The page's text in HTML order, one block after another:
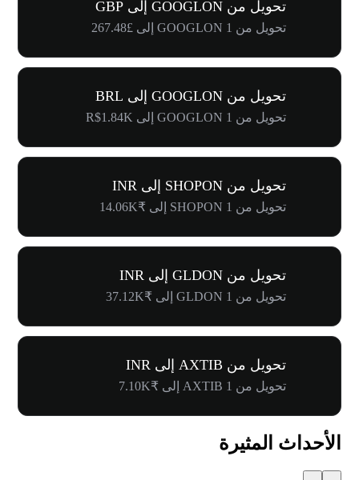
تحويل من GOOGLON إلى GBP
تحويل من 1 GOOGLON إلى £267.48
تحويل من GOOGLON إلى BRL
تحويل من 1 GOOGLON إلى R$1.84K
تحويل من SHOPON إلى INR
تحويل من 1 SHOPON إلى ₹14.06K
تحويل من GLDON إلى INR
تحويل من 1 GLDON إلى ₹37.12K
تحويل من AXTIB إلى INR
تحويل من 1 AXTIB إلى ₹7.10K
الأحداث المثيرة